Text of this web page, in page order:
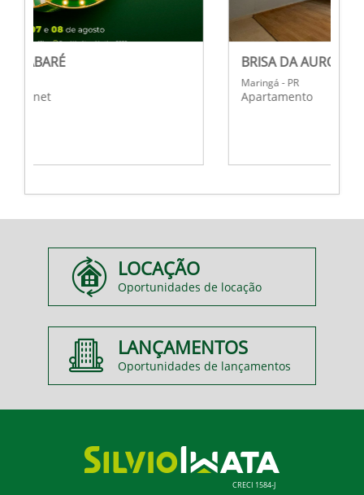
BRISA DA AURORA
Apartamento
LOCAÇÃO
Oportunidades de locação
LANÇAMENTOS
Oportunidades de lançamentos
CRECI 1584-J